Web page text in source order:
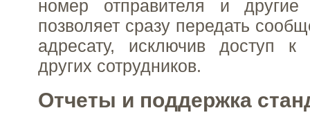
номер отправителя и
позволяет сразу передать
адресату, исключив доступ к
других сотрудников.
Отчеты и поддержка